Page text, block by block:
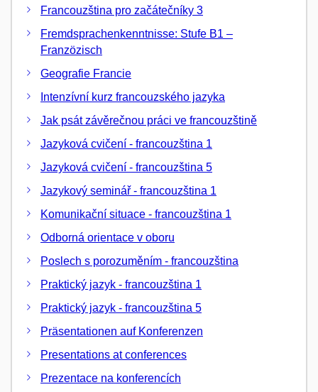
Francouzština pro začátečníky 3
Fremdsprachenkenntnisse: Stufe B1 –
Franzözisch
Geografie Francie
Intenzívní kurz francouzského jazyka
Jak psát závěrečnou práci ve francouzštině
Jazyková cvičení - francouzština 1
Jazyková cvičení - francouzština 5
Jazykový seminář - francouzština 1
Komunikační situace - francouzština 1
Odborná orientace v oboru
Poslech s porozuměním - francouzština
Praktický jazyk - francouzština 1
Praktický jazyk - francouzština 5
Präsentationen auf Konferenzen
Presentations at conferences
Prezentace na konferencích